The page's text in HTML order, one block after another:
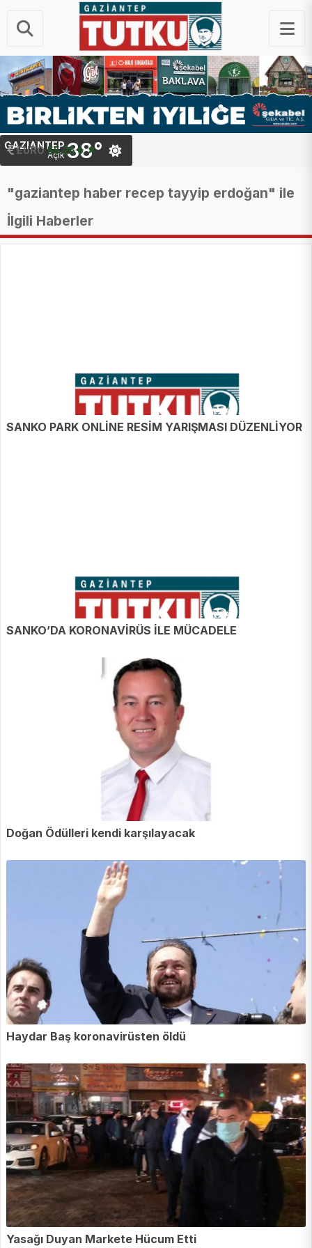
EURO 55.25 ₺
STERLIN 64.48 ₺
GAZIANTEP
Açık38°
"gaziantep haber recep tayyip erdoğan" ile
İlgili Haberler
SANKO PARK ONLİNE RESİM YARIŞMASI DÜZENLİYOR
SANKO’DA KORONAVİRÜS İLE MÜCADELE
Doğan Ödülleri kendi karşılayacak
Haydar Baş koronavirüsten öldü
Yasağı Duyan Markete Hücum Etti